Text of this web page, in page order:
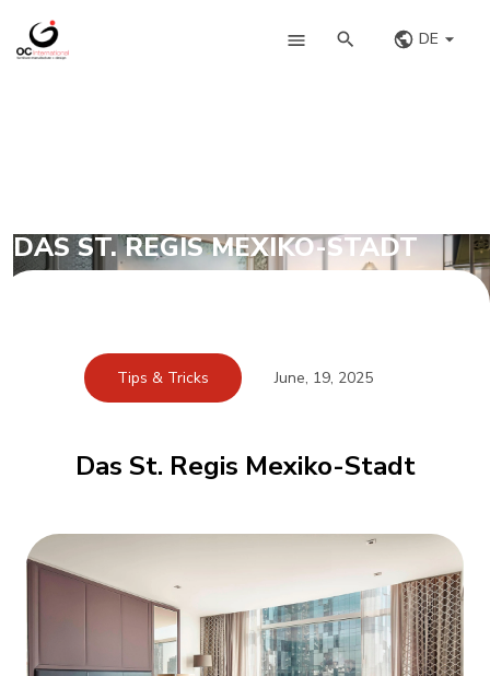
DE
DAS ST. REGIS MEXIKO-STADT
Tips & Tricks June, 19, 2025
Das St. Regis Mexiko-Stadt